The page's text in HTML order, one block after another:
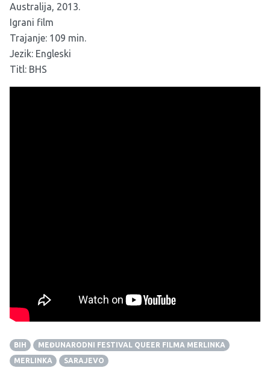
Australija, 2013.
Igrani film
Trajanje: 109 min.
Jezik: Engleski
Titl: BHS
odgovornostima i transformaciji, puna emotivnog
naboja.
BIH
MEĐUNARODNI FESTIVAL QUEER FILMA MERLINKA
MERLINKA
SARAJEVO